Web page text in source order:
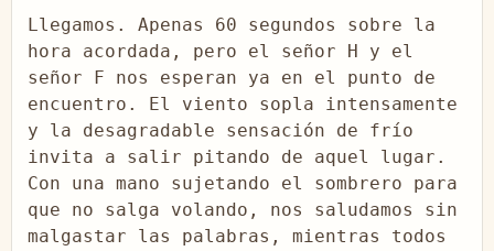
Llegamos. Apenas 60 segundos sobre la
hora acordada, pero el señor H y el
señor F nos esperan ya en el punto de
encuentro. El viento sopla intensamente
y la desagradable sensación de frío
invita a salir pitando de aquel lugar.
Con una mano sujetando el sombrero para
que no salga volando, nos saludamos sin
malgastar las palabras, mientras todos